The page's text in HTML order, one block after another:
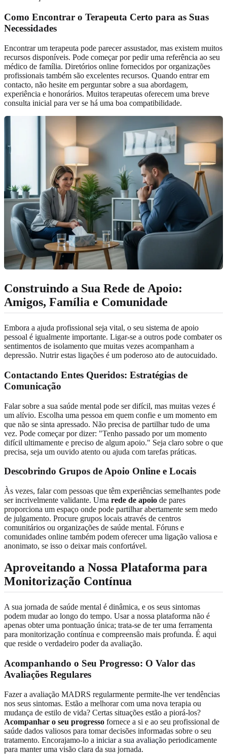
Como Encontrar o Terapeuta Certo para as Suas
Necessidades
Encontrar um terapeuta pode parecer assustador, mas existem muitos
recursos disponíveis. Pode começar por pedir uma referência ao seu
médico de família. Diretórios online fornecidos por organizações
profissionais também são excelentes recursos. Quando entrar em
contacto, não hesite em perguntar sobre a sua abordagem,
experiência e honorários. Muitos terapeutas oferecem uma breve
consulta inicial para ver se há uma boa compatibilidade.
Construindo a Sua Rede de Apoio:
Amigos, Família e Comunidade
Embora a ajuda profissional seja vital, o seu sistema de apoio
pessoal é igualmente importante. Ligar-se a outros pode combater os
sentimentos de isolamento que muitas vezes acompanham a
depressão. Nutrir estas ligações é um poderoso ato de autocuidado.
Contactando Entes Queridos: Estratégias de
Comunicação
Falar sobre a sua saúde mental pode ser difícil, mas muitas vezes é
um alívio. Escolha uma pessoa em quem confie e um momento em
que não se sinta apressado. Não precisa de partilhar tudo de uma
vez. Pode começar por dizer: "Tenho passado por um momento
difícil ultimamente e preciso de algum apoio." Seja claro sobre o que
precisa, seja um ouvido atento ou ajuda com tarefas práticas.
Descobrindo Grupos de Apoio Online e Locais
Às vezes, falar com pessoas que têm experiências semelhantes pode
ser incrivelmente validante. Uma rede de apoio de pares
proporciona um espaço onde pode partilhar abertamente sem medo
de julgamento. Procure grupos locais através de centros
comunitários ou organizações de saúde mental. Fóruns e
comunidades online também podem oferecer uma ligação valiosa e
anonimato, se isso o deixar mais confortável.
Aproveitando a Nossa Plataforma para
Monitorização Contínua
A sua jornada de saúde mental é dinâmica, e os seus sintomas
podem mudar ao longo do tempo. Usar a nossa plataforma não é
apenas obter uma pontuação única; trata-se de ter uma ferramenta
para monitorização contínua e compreensão mais profunda. É aqui
que reside o verdadeiro poder da avaliação.
Acompanhando o Seu Progresso: O Valor das
Avaliações Regulares
Fazer a avaliação MADRS regularmente permite-lhe ver tendências
nos seus sintomas. Estão a melhorar com uma nova terapia ou
mudança de estilo de vida? Certas situações estão a piorá-los?
Acompanhar o seu progresso fornece a si e ao seu profissional de
saúde dados valiosos para tomar decisões informadas sobre o seu
tratamento. Encorajamo-lo a iniciar a sua avaliação periodicamente
para manter uma visão clara da sua jornada.